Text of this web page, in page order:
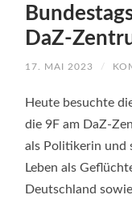
DaZ-
17. MAI 2023 /
Heute besuchte
die 9F am DaZ-
als Politikerin und
Leben als
Deutschland